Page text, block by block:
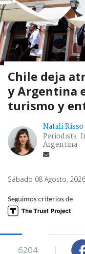
Chile deja
y Argentina
turismo y
Natalí Risso
Periodista.
Argentina
Sábado 08 Agosto,
Seguimos criterios de
6204